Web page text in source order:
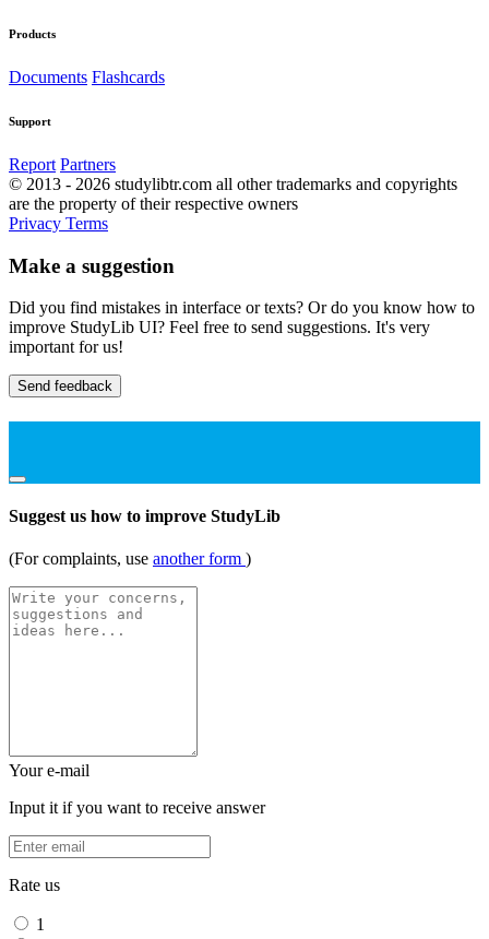
Products
Documents Flashcards
Support
Report Partners
© 2013 - 2026 studylibtr.com all other trademarks and copyrights
are the property of their respective owners
Privacy Terms
Make a suggestion
Did you find mistakes in interface or texts? Or do you know how to
improve StudyLib UI? Feel free to send suggestions. It's very
important for us!
Send feedback
Suggest us how to improve StudyLib
(For complaints, use another form )
Your e-mail
Input it if you want to receive answer
Rate us
1